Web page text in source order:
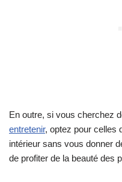
En outre, si vous cherchez
entretenir, optez pour celles
intérieur sans vous donner
de profiter de la beauté des